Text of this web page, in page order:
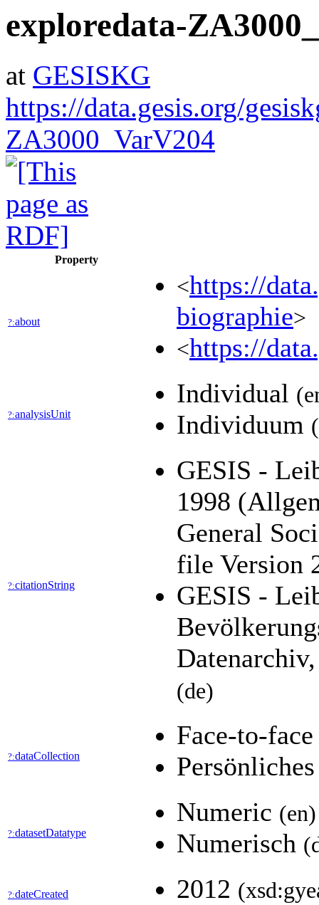
exploredata-
at GESISKG
https://data.gesis.org/
ZA3000_VarV204
Property
?:about
<https://
biographie>
<https://
?:analysisUnit
Individual
Individuum
?:citationString
GESIS -
1998
General
file Version
GESIS -
(de)
?:dataCollection
Face-to-
?:datasetDatatype
Numeric (en)
Numerisch
?:dateCreated 2012